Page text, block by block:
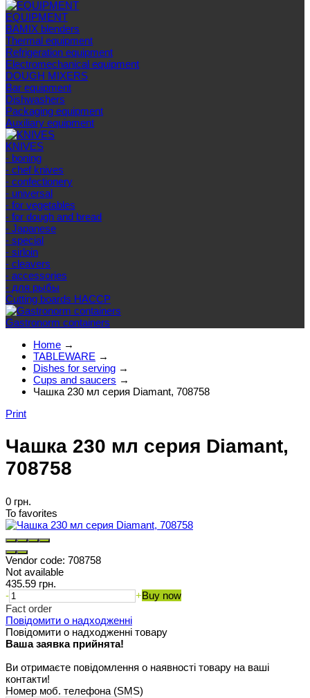
EQUIPMENT
BAMIX blenders
Thermal equipment
Refrigeration equipment
Electromechanical equipment
DOUGH MIXERS
Bar equipment
Dishwashers
Packaging equipment
Auxiliary equipment
KNIVES
- boning
- chef knives
- confectionery
- universal
- for vegetables
- for dough and bread
- Japanese
- special
- sirloin
- cleavers
- accessories
- для рыбы
Cutting boards HACCP
Gastronorm containers
Home →
TABLEWARE →
Dishes for serving →
Cups and saucers →
Чашка 230 мл серия Diamant, 708758
Print
Чашка 230 мл серия Diamant,
708758
0 грн.
To favorites
Vendor code: 708758
Not available
435.59 грн.
-
+Buy now
Fact order
Повідомити о надходженні
Повідомити о надходженні товару
Ваша заявка прийнята!
Ви отримаєте повідомлення о наявності товару на ваші
контакти!
Номер моб. телефона (SMS)